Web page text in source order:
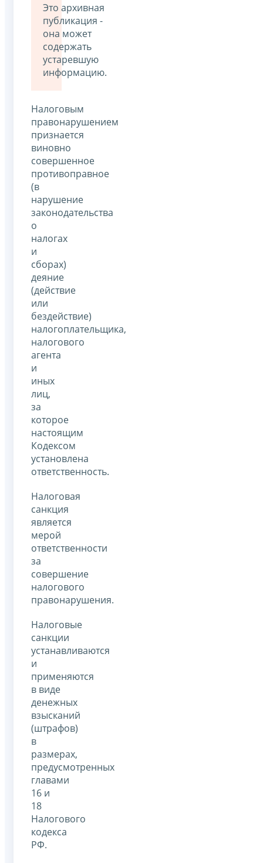
Это архивная
публикация -
она может
содержать
устаревшую
информацию.
Налоговым
правонарушением
признается
виновно
совершенное
противоправное
(в
нарушение
законодательства
о
налогах
и
сборах)
деяние
(действие
или
бездействие)
налогоплательщика,
налогового
агента
и
иных
лиц,
за
которое
настоящим
Кодексом
установлена
ответственность.
Налоговая
санкция
является
мерой
ответственности
за
совершение
налогового
правонарушения.
Налоговые
санкции
устанавливаются
и
применяются
в виде
денежных
взысканий
(штрафов)
в
размерах,
предусмотренных
главами
16 и
18
Налогового
кодекса
РФ.